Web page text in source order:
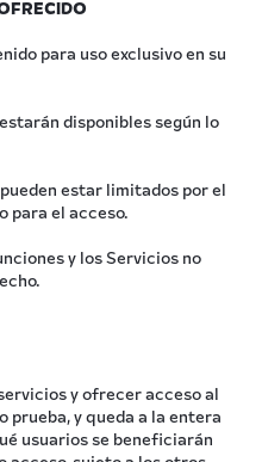
para uso exclusivo en su
disponibles según lo
estar limitados por el
para el acceso.
y los Servicios no
y ofrecer acceso al
prueba, y queda a la entera
usuarios se beneficiarán